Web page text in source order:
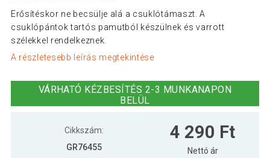
Erősítéskor ne becsülje alá a csuklótámaszt. A
csuklópántok tartós pamutból készülnek és varrott
szélekkel rendelkeznek.
A részletesebb leírás megtekintése
VÁRHATÓ KÉZBESÍTÉS 2-3 MUNKANAPON
BELÜL
Cikkszám:
GR76455
4 290 Ft
Nettó ár